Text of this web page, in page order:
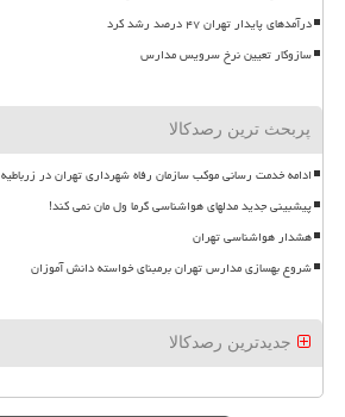
درآمدهای پایدار تهران ۴۷ درصد رشد کرد
سازوکار تعیین نرخ سرویس مدارس
پربحث ترین رصدکالا
ادامه خدمت رسانی موکب سازمان رفاه شهرداری تهران در زرباطیه
پیشبینی جدید مدلهای هواشناسی گرما ول مان نمی کند!
هشدار هواشناسی تهران
شروع بهسازی مدارس تهران برمبنای خواسته دانش آموزان
جدیدترین رصدکالا